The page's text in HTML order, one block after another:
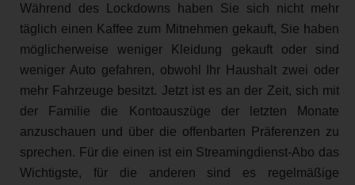
Während des Lockdowns haben Sie sich nicht mehr
täglich einen Kaffee zum Mitnehmen gekauft, Sie haben
möglicherweise weniger Kleidung gekauft oder sind
weniger Auto gefahren, obwohl Ihr Haushalt zwei oder
mehr Fahrzeuge besitzt. Jetzt ist es an der Zeit, sich mit
der Familie die Kontoauszüge der letzten Monate
anzuschauen und über die offenbarten Präferenzen zu
sprechen. Für die einen ist ein Streamingdienst-Abo das
Wichtigste, für die anderen sind es regelmäßige